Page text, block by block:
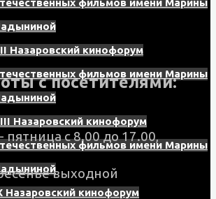
фильмов имени Марины
Назаровский кинофорум
фильмов имени Марины
Назаровский кинофорум
фильмов имени Марины
Назаровский кинофорум
с посетителями:
с 8.00 до 17.00,
выходной